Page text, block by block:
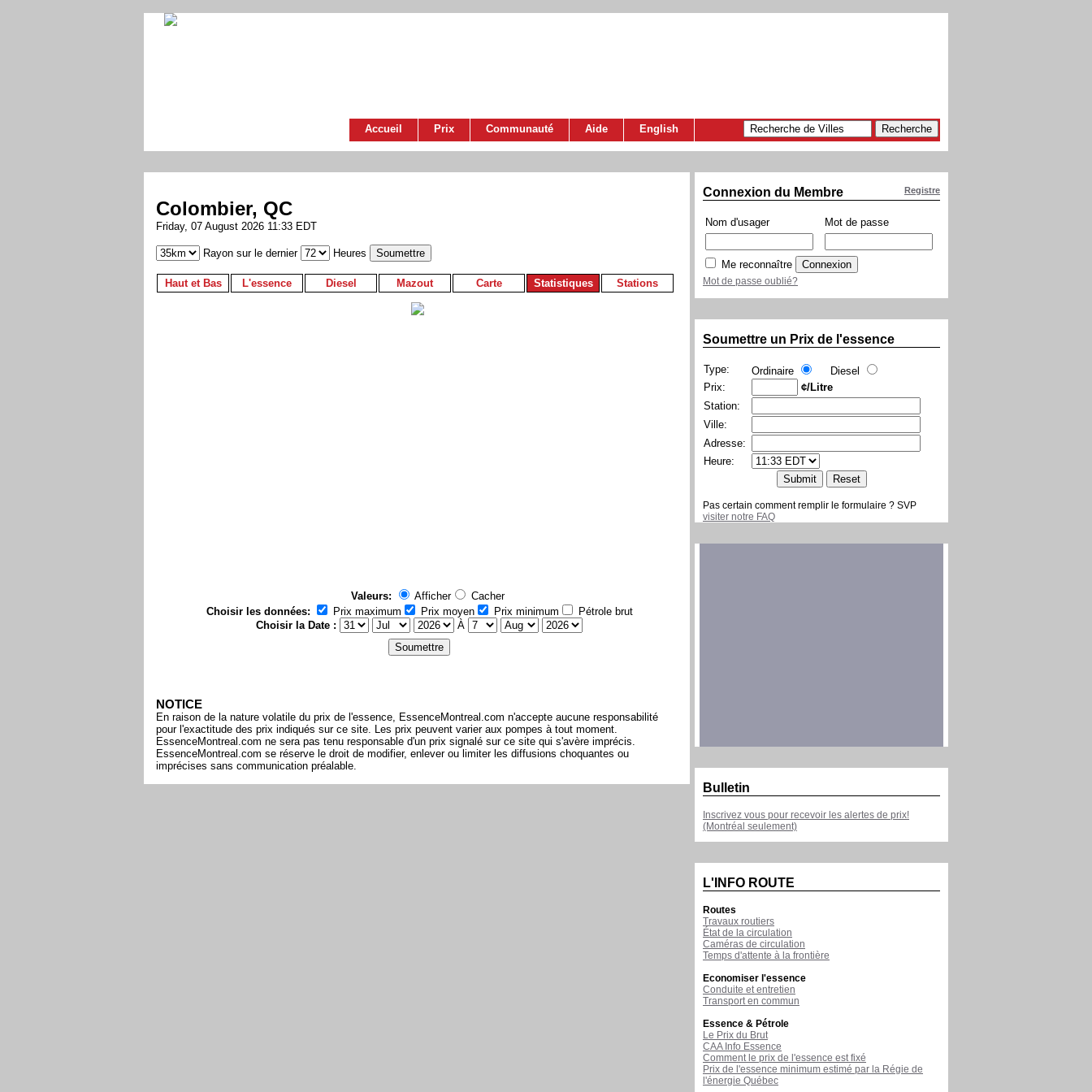
Accueil Prix Communauté Aide English
Colombier, QC
Friday, 07 August 2026 11:33 EDT
Rayon sur le dernier Heures
Haut et Bas L'essence Diesel Mazout Carte Statistiques Stations
Valeurs: Afficher
Cacher
Choisir les données:
Prix maximum Prix moyen Prix minimum
Pétrole brut
Choisir la Date :
À
NOTICE
En raison de la nature volatile du prix de l'essence, EssenceMontreal.com n'accepte aucune responsabilité
pour l'exactitude des prix indiqués sur ce site. Les prix peuvent varier aux pompes à tout moment.
EssenceMontreal.com ne sera pas tenu responsable d'un prix signalé sur ce site qui s'avère imprécis.
EssenceMontreal.com se réserve le droit de modifier, enlever ou limiter les diffusions choquantes ou
imprécises sans communication préalable.
Registre
Connexion du Membre
Nom d'usager Mot de passe
Me reconnaître
Mot de passe oublié?
Soumettre un Prix de l'essence
Type: Ordinaire
Diesel
Prix:
¢/Litre
Station:
Ville:
Adresse:
Heure:
Pas certain comment remplir le formulaire ? SVP
visiter notre FAQ
Bulletin
Inscrivez vous pour recevoir les alertes de prix!
(Montréal seulement)
L'INFO ROUTE
Routes
Travaux routiers
État de la circulation
Caméras de circulation
Temps d'attente à la frontière
Economiser l'essence
Conduite et entretien
Transport en commun
Essence & Pétrole
Le Prix du Brut
CAA Info Essence
Comment le prix de l'essence est fixé
Prix de l'essence minimum estimé par la Régie de
l'énergie Québec